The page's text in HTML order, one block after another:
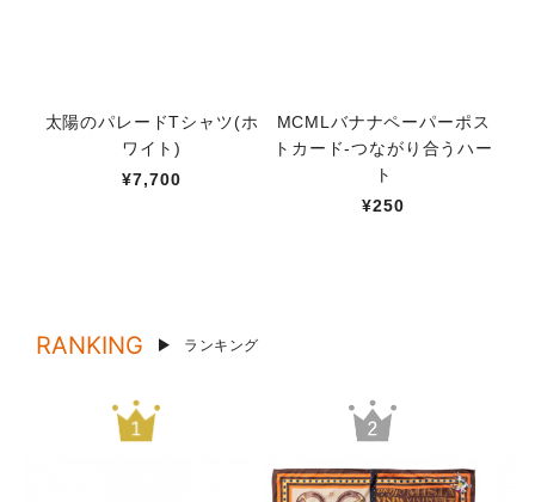
太陽のパレードTシャツ(ホ
ワイト)
¥7,700
MCMLバナナペーパーポス
トカード-つながり合うハー
ト
¥250
RANKING ランキング